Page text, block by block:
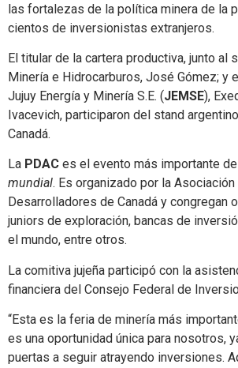
las fortalezas de la política minera de la
cientos de inversionistas extranjeros.
El titular de la cartera productiva, junto al
Minería e Hidrocarburos, José Gómez; y
Jujuy Energía y Minería S.E. (JEMSE),
Ivacevich, participaron del stand
Canadá.
La PDAC es el evento más importante
mundial. Es organizado por la
Desarrolladores de Canadá y congregan
juniors de exploración, bancas de
el mundo, entre otros.
La comitiva jujeña participó con la
financiera del Consejo Federal de
“Esta es la feria de minería más
es una oportunidad única para nosotros,
puertas a seguir atrayendo inversiones.